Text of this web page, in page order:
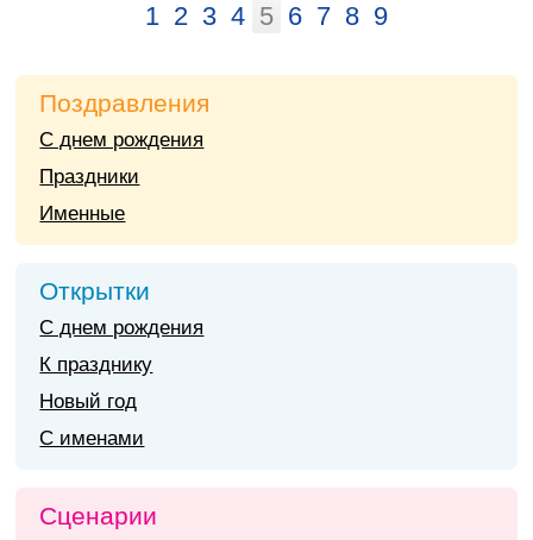
1 2 3 4 5 6 7 8 9
Поздравления
С днем рождения
Праздники
Именные
Открытки
С днем рождения
К празднику
Новый год
С именами
Сценарии